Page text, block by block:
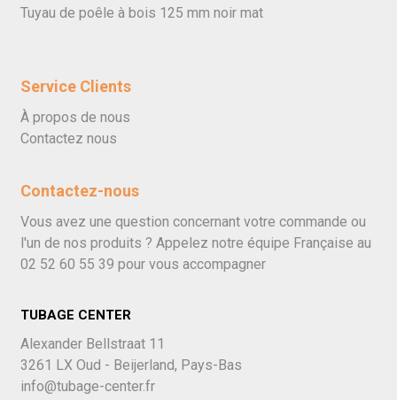
Tuyau de poêle à bois 125 mm noir mat
Service Clients
À propos de nous
Contactez nous
Contactez-nous
Vous avez une question concernant votre commande ou
l'un de nos produits ? Appelez notre équipe Française au
02 52 60 55 39 pour vous accompagner
TUBAGE CENTER
Alexander Bellstraat 11
3261 LX Oud - Beijerland, Pays-Bas
info@tubage-center.fr